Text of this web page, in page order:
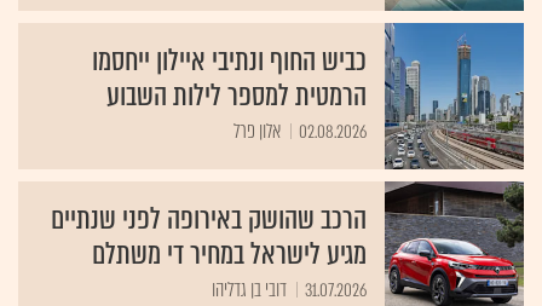
כביש החוף ונתיבי איילון ייחסמו
הרמטית למספר לילות השבוע
02.08.2026 אלון פרל
הרכב שהושק באירופה לפני שנתיים
מגיע לישראל במחיר די משתלם
31.07.2026 דובי בן גדליהו